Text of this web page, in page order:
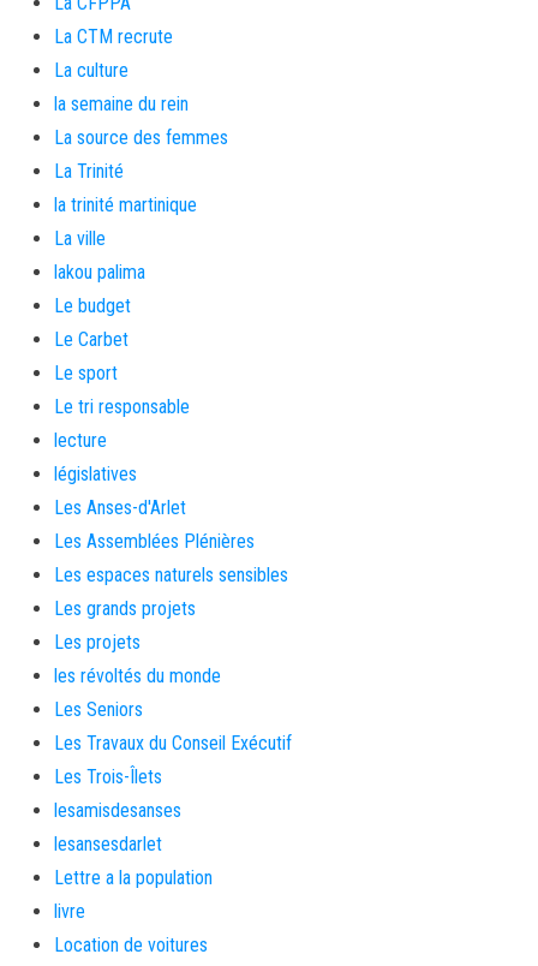
La CTM recrute
La culture
la semaine du rein
La source des femmes
La Trinité
la trinité martinique
La ville
lakou palima
Le budget
Le Carbet
Le sport
Le tri responsable
lecture
législatives
Les Anses-d'Arlet
Les Assemblées Plénières
Les espaces naturels sensibles
Les grands projets
Les projets
les révoltés du monde
Les Seniors
Les Travaux du Conseil Exécutif
Les Trois-Îlets
lesamisdesanses
lesansesdarlet
Lettre a la population
livre
Location de voitures